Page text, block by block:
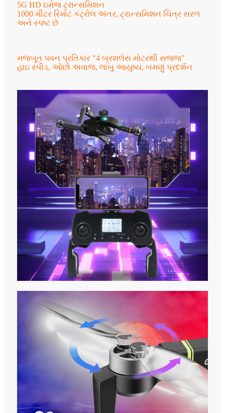
5G HD ઇમેજ ટ્રાન્સમિશન
1000 મીટર રિમોટ કંટ્રોલ અંતર, ટ્રાન્સમિશન ચિત્ર સરળ
અને સ્પષ્ટ છે
મજબૂત પવન પ્રતિકાર "4 બ્રશલેસ મોટરથી સજ્જ"
હાઇ સ્પીડ, ઓછો અવાજ, લાંબુ આયુષ્ય, બમણું પ્રદર્શન